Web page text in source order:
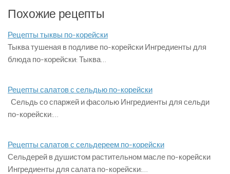
Похожие рецепты
Рецепты тыквы по-корейски
Тыква тушеная в подливе по-корейски Ингредиенты для
блюда по-корейски: Тыква…
Рецепты салатов с сельдью по-корейски
Сельдь со спаржей и фасолью Ингредиенты для сельди
по-корейски:…
Рецепты салатов с сельдереем по-корейски
Сельдерей в душистом растительном масле по-корейски
Ингредиенты для салата по-корейски:…